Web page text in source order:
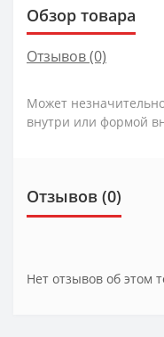
Обзор товара
Отзывов (0)
Может
внутри или формой
Отзывов (0)
Нет отзывов об этом